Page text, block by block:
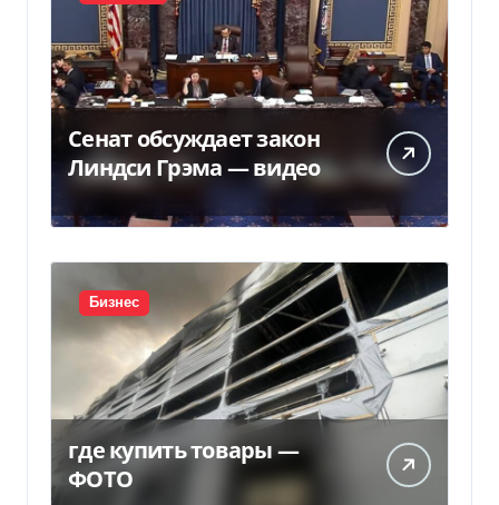
Сенат обсуждает закон
Линдси Грэма — видео
Бизнес
где купить товары —
ФОТО